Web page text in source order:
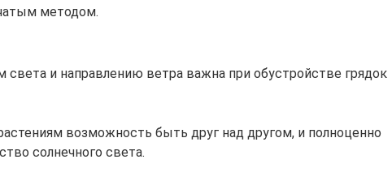
методом.
света и направлению ветра важна при обустройстве грядок
возможность быть друг над другом, и полноценно
солнечного света.